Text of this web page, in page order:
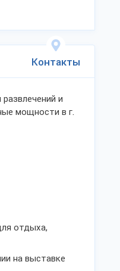
Контакты
и
мощности в г.
отдыха,
на выставке